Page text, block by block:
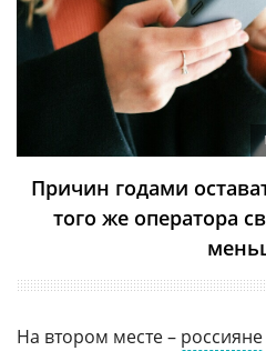
Причин годами
того же оператора
На втором месте – россияне